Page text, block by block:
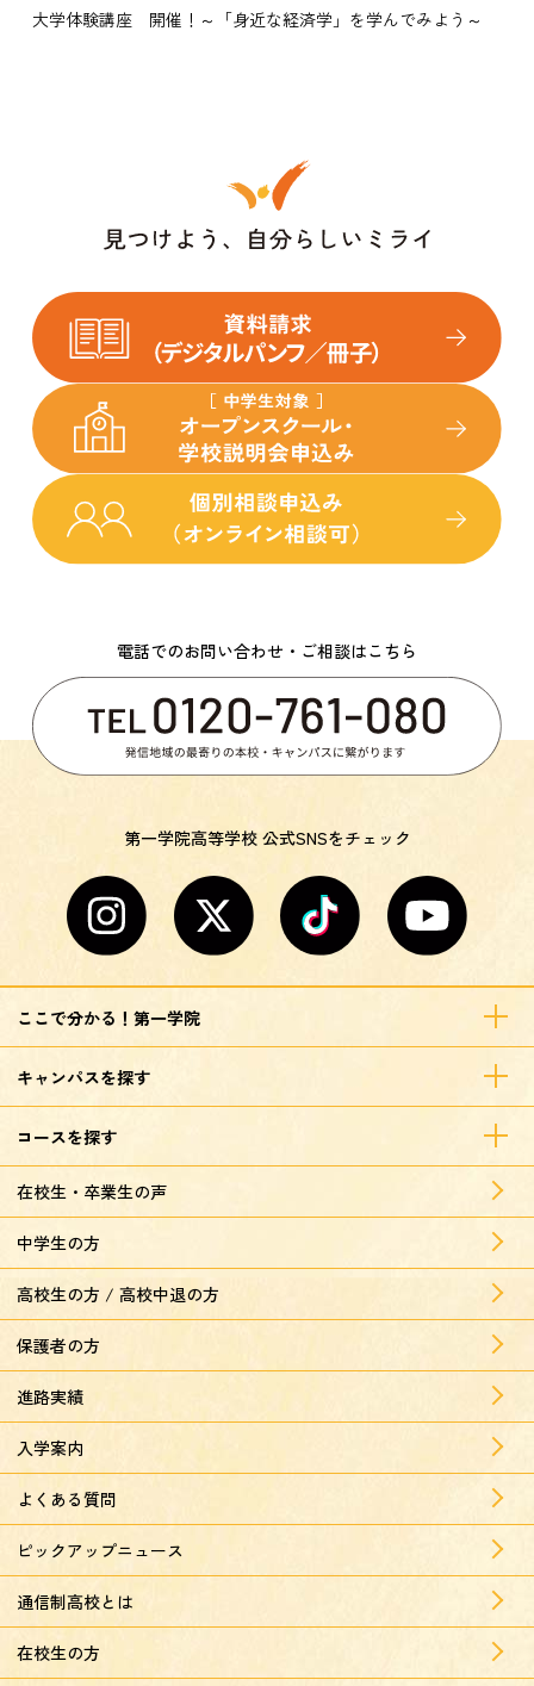
大学体験講座 開催！～「身近な経済学」を学んでみよう～
電話でのお問い合わせ・ご相談はこちら
第一学院高等学校 公式SNSをチェック
ここで分かる！第一学院
キャンパスを探す
コースを探す
在校生・卒業生の声
中学生の方
高校生の方 / 高校中退の方
保護者の方
進路実績
入学案内
よくある質問
ピックアップニュース
通信制高校とは
在校生の方